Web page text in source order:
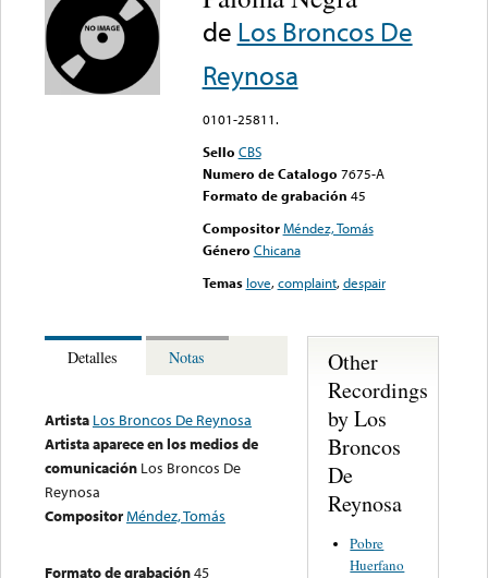
de Los Broncos De
Reynosa
0101-25811.
Sello CBS
Numero de Catalogo 7675-A
Formato de grabación 45
Compositor Méndez, Tomás
Género Chicana
Temas love,complaint,despair
Detalles Notas
Artista Los Broncos De Reynosa
Artista aparece en los medios de
comunicación Los Broncos De
Reynosa
CompositorMéndez, Tomás
Formato de grabación45
Other
Recordings
by Los
Broncos
De
Reynosa
Pobre
Huerfano